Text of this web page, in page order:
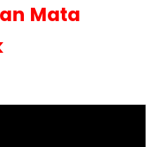
Mata